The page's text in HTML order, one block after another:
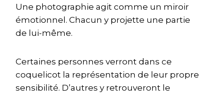
Une photographie agit comme un miroir
émotionnel. Chacun y projette une partie
de lui-même.
Certaines personnes verront dans ce
coquelicot la représentation de leur propre
sensibilité. D’autres y retrouveront le